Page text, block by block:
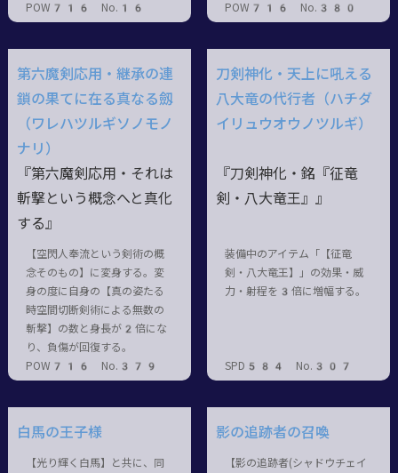
POW716 No.16
POW716 No.380
第六魔剣応用・継承の連
鎖の果てに在る真なる劔
（ワレハツルギソノモノ
ナリ）
『第六魔剣応用・それは
斬撃という概念へと真化
する』
【空閃人奉流という剣術の概
念そのもの】に変身する。変
身の度に自身の【真の姿たる
時空間切断剣術による無数の
斬撃】の数と身長が2倍にな
り、負傷が回復する。
POW716 No.379
刀剣神化・天上に吼える
八大竜の代行者（ハチダ
イリュウオウノツルギ）
『刀剣神化・銘『征竜
剣・八大竜王』』
装備中のアイテム「【征竜
剣・八大竜王】」の効果・威
力・射程を3倍に増幅する。
SPD584 No.307
白馬の王子様
【光り輝く白馬】と共に、同
影の追跡者の召喚
【影の追跡者(シャドウチェイ